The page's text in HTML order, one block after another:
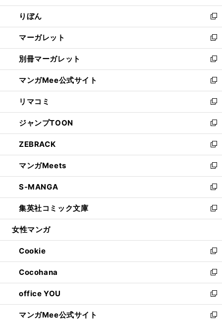
開
く
ウ
で
開
く
ン
ド
ウ
で
開
く
ウ
ィ
ン
ド
ウ
で
開
く
りぼん
新
し
い
ウ
ィ
ン
ド
ウ
で
開
く
マーガレット
新
し
い
ウ
ィ
ン
ド
ウ
で
開
く
別冊マーガレット
新
し
い
ウ
ィ
ン
ド
ウ
で
開
く
マンガMee公式サイト
新
し
い
ウ
ィ
ン
ド
ウ
で
開
く
リマコミ
新
し
い
ウ
ィ
ン
ド
ウ
で
開
く
ジャンプTOON
新
し
い
ウ
ィ
ン
ド
ウ
で
開
ZEBRACK
新
し
い
ウ
ィ
ン
ド
ウ
開
く
マンガMeets
新
し
い
ウ
ィ
ン
ウ
で
開
く
S-MANGA
新
し
い
ウ
ン
ド
ウ
で
開
く
集英社コミック文庫
新
し
ウ
ィ
ン
ド
ウ
で
開
く
女性マンガ
Cookie
新
し
い
ウ
ィ
ン
ド
Cocohana
新
し
い
ウ
ィ
office YOU
新
し
い
マンガMee公式サイト 新